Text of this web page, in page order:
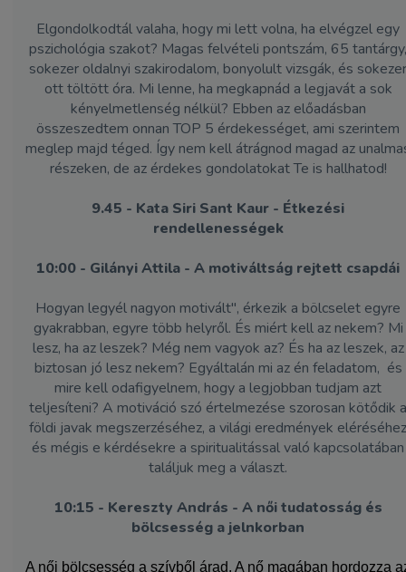
Elgondolkodtál valaha, hogy mi lett volna, ha elvégzel egy
pszichológia szakot? Magas felvételi pontszám, 65 tantárgy,
sokezer oldalnyi szakirodalom, bonyolult vizsgák, és sokezer
ott töltött óra. Mi lenne, ha megkapnád a legjavát a sok
kényelmetlenség nélkül? Ebben az előadásban
összeszedtem onnan TOP 5 érdekességet, ami szerintem
meglep majd téged. Így nem kell átrágnod magad az
részeken, de az érdekes gondolatokat Te is hallhatod!
9.45 - Kata Siri Sant Kaur - Étkezési
rendellenességek
10:00 - Gilányi Attila - A motiváltság rejtett csapdái
Hogyan legyél nagyon motivált", érkezik a bölcselet egyre
gyakrabban, egyre több helyről. És miért kell az nekem? Mi
lesz, ha az leszek? Még nem vagyok az? És ha az leszek, az
biztosan jó lesz nekem? Egyáltalán mi az én feladatom, és
mire kell odafigyelnem, hogy a legjobban tudjam azt
teljesíteni? A motiváció szó értelmezése szorosan kötődik a
földi javak megszerzéséhez, a világi eredmények eléréséhez
és mégis e kérdésekre a spiritualitással való kapcsolatában
találjuk meg a választ.
10:15 - Kereszty András - A női tudatosság és
bölcsesség a jelnkorban
A női bölcsesség a szívből árad. A nő magában hordozza